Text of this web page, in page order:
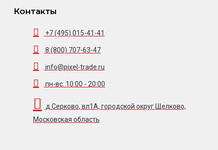
Контакты
+7 (495) 015-41-41
8 (800) 707-63-47
info@pixel-trade.ru
пн-вс: 10:00 - 20:00
д.Серково, вл1А, городской округ Щелково,
Московская область